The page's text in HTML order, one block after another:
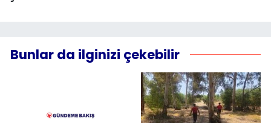
Bunlar da ilginizi çekebilir